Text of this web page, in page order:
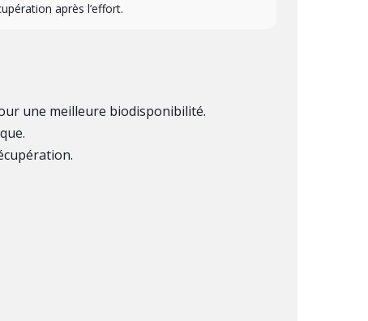
après l’effort.
une meilleure biodisponibilité.